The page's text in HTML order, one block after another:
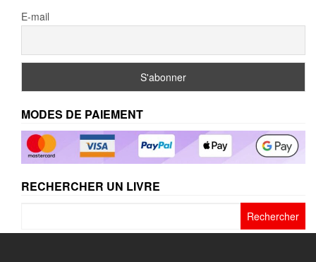
E-mail
MODES DE PAIEMENT
RECHERCHER UN LIVRE